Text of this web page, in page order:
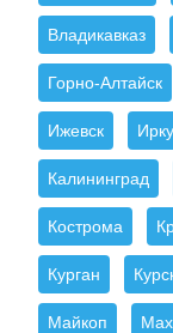
Владикавказ
Горно-Алтайск
Ижевск
Калининград
Кострома
Курган
Майкоп